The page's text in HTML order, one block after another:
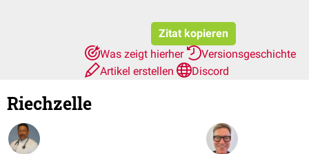
Zitat kopieren
Was zeigt hierher
Versionsgeschichte
Artikel erstellen
Discord
Riechzelle